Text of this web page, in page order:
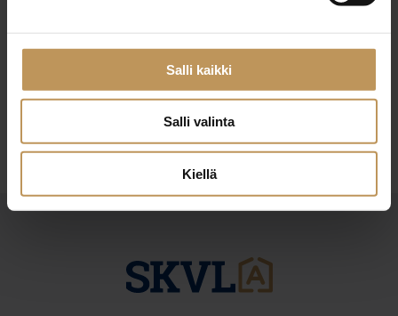
Salli kaikki
Salli valinta
Kiellä
Margit Heikkinen
Lue artikkeli